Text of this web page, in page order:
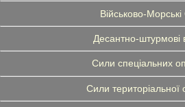
Військово-
Десантно-штурмові
Сили спеціальних
Сили територіальної